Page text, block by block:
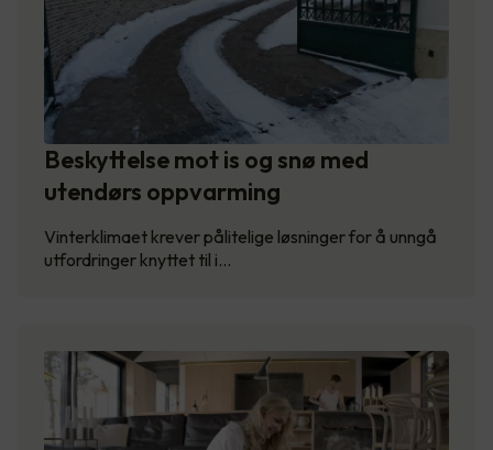
Beskyttelse mot is og snø med
utendørs oppvarming
Vinterklimaet krever pålitelige løsninger for å unngå
utfordringer knyttet til i…